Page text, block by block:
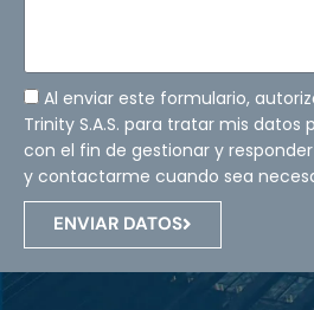
Al enviar este formulario,
Trinity S.A.S. para tratar mis datos
con el fin de gestionar y
y contactarme cuando sea
ENVIAR DATOS